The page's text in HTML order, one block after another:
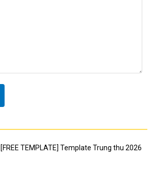
[FREE TEMPLATE] Template Trung thu 2026